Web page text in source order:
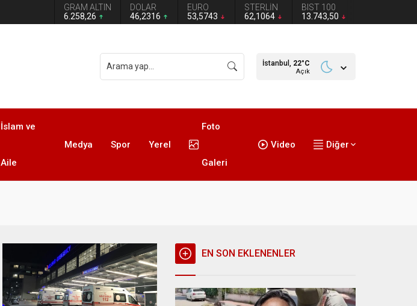
GRAM ALTIN
6.258,26
DOLAR
46,2316
EURO
53,5743
STERLİN
62,1064
BIST 100
13.743,50
İstanbul, 22°C
Açık
İslam ve
Aile
Medya Spor Yerel
Foto
Galeri
Video Diğer
EN SON EKLENENLER